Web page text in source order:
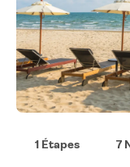
1 Étapes 7